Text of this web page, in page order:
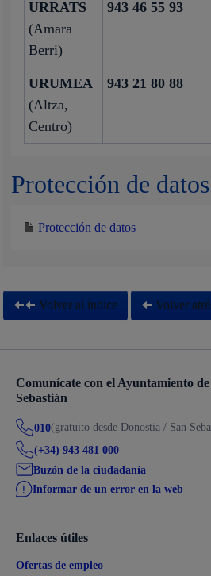
URRATS
(Amara
Berri)
943 46 55 93
URUMEA
(Altza,
Centro)
943 21 80 88
Protección de datos
Protección de datos
Volver al índice Volver
Comunícate con el Ayuntamiento
Sebastián
010(gratuito desde Donostia / San
(+34) 943 481 000
Buzón de la ciudadanía
Informar de un error en la web
Enlaces útiles
Ofertas de empleo